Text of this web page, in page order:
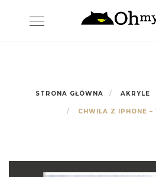
Toggle
STRONA GŁÓWNA AKRYLE
CHWILA Z IPHONE –